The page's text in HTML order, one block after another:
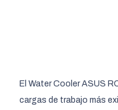
El Water Cooler ASUS
cargas de trabajo más